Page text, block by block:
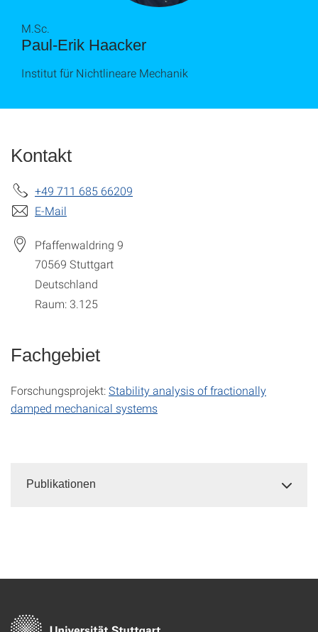
Paul-Erik Haacker
M.Sc.
Institut für Nichtlineare Mechanik
Kontakt
+49 711 685 66209
E-Mail
Pfaffenwaldring 9
70569 Stuttgart
Deutschland
Raum: 3.125
Fachgebiet
Forschungsprojekt:Stability analysis of fractionally
damped mechanical systems
Publikationen